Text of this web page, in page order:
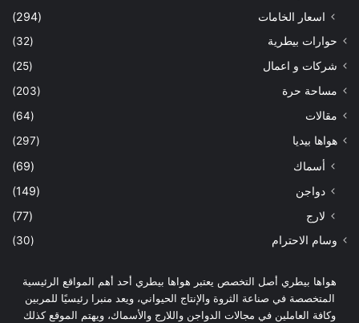
اسعار الخامات
(294)
حوارات بيطرية
(32)
شركات و اعمال
(25)
مساحة حرة
(203)
مقالات
(64)
هواها بيديا
(297)
أسماك
(69)
دواجن
(149)
لارج
(77)
وسام الاحترام (30)
هواها بيطري أصل التخصص يعتبر هواها بيطري أحد أهم المواقع الرئيسية
المتخصصة في صناعة الثروة والإنتاج الحيواني، ويعد منبرا رئيسيًا للمربين
وكافة العاملين في مجالات الدواجن واللارج والأسماك، ويهتم الموقع كذلك